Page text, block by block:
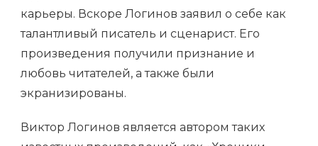
карьеры. Вскоре Логинов заявил о себе как
талантливый писатель и сценарист. Его
произведения получили признание и
любовь читателей, а также были
экранизированы.
Виктор Логинов является автором таких